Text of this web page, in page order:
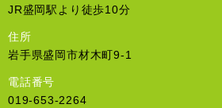
JR盛岡駅より徒歩10分
住所
岩手県盛岡市材木町9-1
電話番号
019-653-2264